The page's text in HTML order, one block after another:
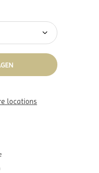
locations